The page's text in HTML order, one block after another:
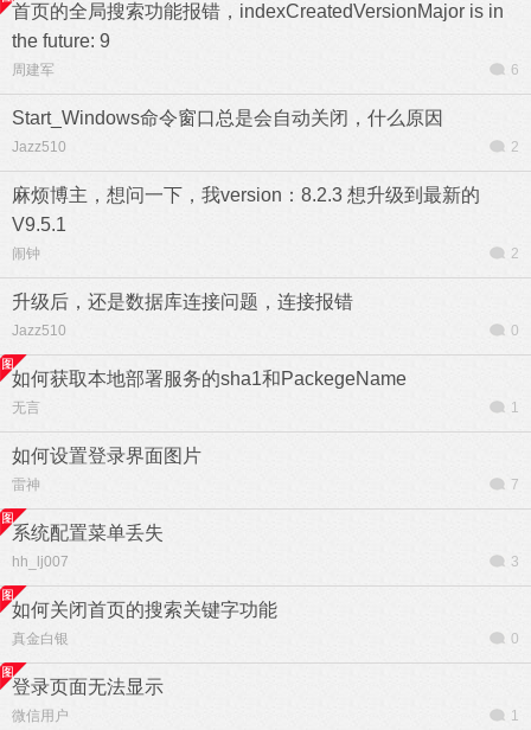
首页的全局搜索功能报错，indexCreatedVersionMajor is in
the future: 9
周建军 6
Start_Windows命令窗口总是会自动关闭，什么原因
Jazz510 2
麻烦博主，想问一下，我version：8.2.3 想升级到最新的
V9.5.1
闹钟 2
升级后，还是数据库连接问题，连接报错
Jazz510 0
如何获取本地部署服务的sha1和PackegeName
无言 1
如何设置登录界面图片
雷神 7
系统配置菜单丢失
hh_lj007 3
如何关闭首页的搜索关键字功能
真金白银 0
登录页面无法显示
微信用户 1